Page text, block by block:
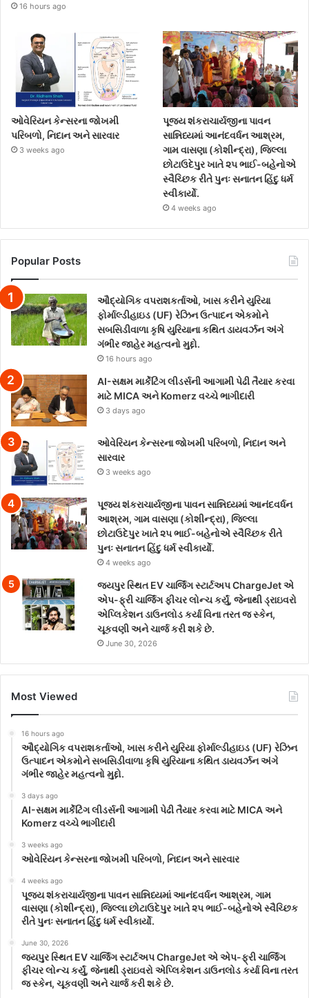
16 hours ago
ઓવેરિયન કેન્સરના જોખમી
પરિબળો, નિદાન અને સારવાર
3 weeks ago
પૂજ્ય શંકરાચાર્યજીના પાવન
સાન્નિધ્યમાં આનંદવર્ધન આશ્રમ,
ગામ વાસણા (કોશીન્દ્રા), જિલ્લા
છોટાઉદેપુર ખાતે ૨૫ ભાઈ-બહેનોએ
સ્વૈચ્છિક રીતે પુનઃ સનાતન હિંદુ ધર્મ
સ્વીકાર્યો.
4 weeks ago
Popular Posts
ઔદ્યોગિક વપરાશકર્તાઓ, ખાસ કરીને યુરિયા
ફોર્માલ્ડીહાઇડ (UF) રેઝિન ઉત્પાદન એકમોને
સબસિડીવાળા કૃષિ યુરિયાના કથિત ડાયવર્ઝન અંગે
ગંભીર જાહેર મહત્વનો મુદ્દો.
16 hours ago
AI-સક્ષમ માર્કેટિંગ લીડર્સની આગામી પેઢી તૈયાર કરવા
માટે MICA અને Komerz વચ્ચે ભાગીદારી
3 days ago
ઓવેરિયન કેન્સરના જોખમી પરિબળો, નિદાન અને
સારવાર
3 weeks ago
પૂજ્ય શંકરાચાર્યજીના પાવન સાન્નિધ્યમાં આનંદવર્ધન
આશ્રમ, ગામ વાસણા (કોશીન્દ્રા), જિલ્લા
છોટાઉદેપુર ખાતે ૨૫ ભાઈ-બહેનોએ સ્વૈચ્છિક રીતે
પુનઃ સનાતન હિંદુ ધર્મ સ્વીકાર્યો.
4 weeks ago
જયપુર સ્થિત EV ચાર્જિંગ સ્ટાર્ટઅપ ChargeJet એ
એપ-ફ્રી ચાર્જિંગ ફીચર લોન્ચ કર્યું, જેનાથી ડ્રાઇવરો
એપ્લિકેશન ડાઉનલોડ કર્યા વિના તરત જ સ્કેન,
ચૂકવણી અને ચાર્જ કરી શકે છે.
June 30, 2026
Most Viewed
16 hours ago
ઔદ્યોગિક વપરાશકર્તાઓ, ખાસ કરીને યુરિયા ફોર્માલ્ડીહાઇડ (UF) રેઝિન
ઉત્પાદન એકમોને સબસિડીવાળા કૃષિ યુરિયાના કથિત ડાયવર્ઝન અંગે
ગંભીર જાહેર મહત્વનો મુદ્દો.
3 days ago
AI-સક્ષમ માર્કેટિંગ લીડર્સની આગામી પેઢી તૈયાર કરવા માટે MICA અને
Komerz વચ્ચે ભાગીદારી
3 weeks ago
ઓવેરિયન કેન્સરના જોખમી પરિબળો, નિદાન અને સારવાર
4 weeks ago
પૂજ્ય શંકરાચાર્યજીના પાવન સાન્નિધ્યમાં આનંદવર્ધન આશ્રમ, ગામ
વાસણા (કોશીન્દ્રા), જિલ્લા છોટાઉદેપુર ખાતે ૨૫ ભાઈ-બહેનોએ સ્વૈચ્છિક
રીતે પુનઃ સનાતન હિંદુ ધર્મ સ્વીકાર્યો.
June 30, 2026
જયપુર સ્થિત EV ચાર્જિંગ સ્ટાર્ટઅપ ChargeJet એ એપ-ફ્રી ચાર્જિંગ
ફીચર લોન્ચ કર્યું, જેનાથી ડ્રાઇવરો એપ્લિકેશન ડાઉનલોડ કર્યા વિના તરત
જ સ્કેન, ચૂકવણી અને ચાર્જ કરી શકે છે.